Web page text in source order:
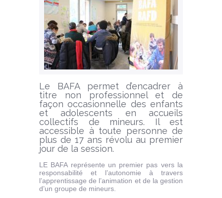
Le BAFA permet d’encadrer à
titre non professionnel et de
façon occasionnelle des enfants
et adolescents en accueils
collectifs de mineurs. Il est
accessible à toute personne de
plus de 17 ans révolu au premier
jour de la session.
LE BAFA représente un premier pas vers la
responsabilité et l’autonomie à travers
l’apprentissage de l’animation et de la gestion
d’un groupe de mineurs.